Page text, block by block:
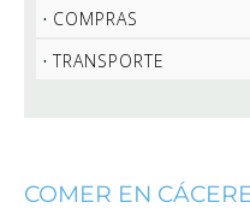
COMPRAS
TRANSPORTE
COMER EN